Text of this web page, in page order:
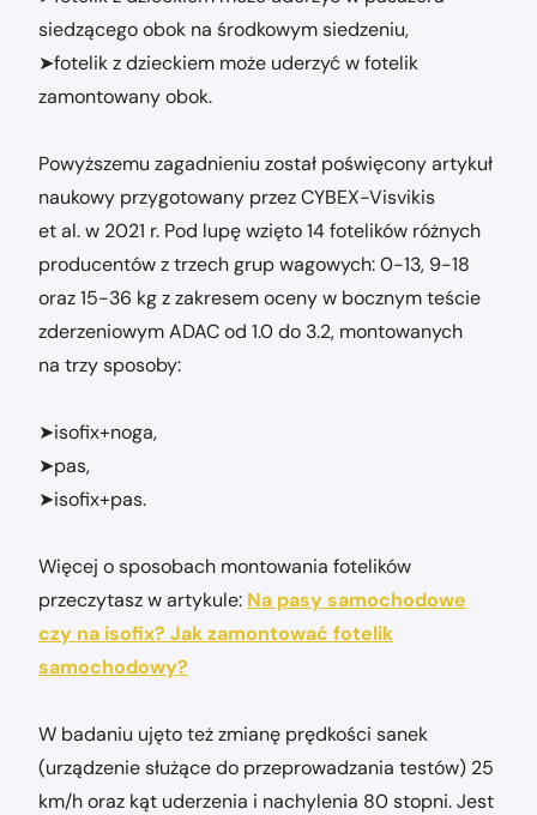
siedzącego obok na środkowym siedzeniu,
➤fotelik z dzieckiem może uderzyć w fotelik
zamontowany obok.
Powyższemu zagadnieniu został poświęcony artykuł
naukowy przygotowany przez CYBEX-Visvikis
et al. w 2021 r. Pod lupę wzięto 14 fotelików różnych
producentów z trzech grup wagowych: 0-13, 9-18
oraz 15-36 kg z zakresem oceny w bocznym teście
zderzeniowym ADAC od 1.0 do 3.2, montowanych
na trzy sposoby:
➤isofix+noga,
➤pas,
➤isofix+pas.
Więcej o sposobach montowania fotelików
przeczytasz w artykule: Na pasy samochodowe
czy na isofix? Jak zamontować fotelik
samochodowy?
W badaniu ujęto też zmianę prędkości sanek
(urządzenie służące do przeprowadzania testów) 25
km/h oraz kąt uderzenia i nachylenia 80 stopni. Jest